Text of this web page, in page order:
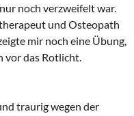
noch verzweifelt war.
und Osteopath
mir noch eine Übung,
vor das Rotlicht.
traurig wegen der